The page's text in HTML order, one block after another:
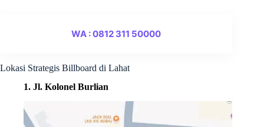
WA : 0812 311 50000
Lokasi Strategis Billboard di Lahat
1. Jl. Kolonel Burlian